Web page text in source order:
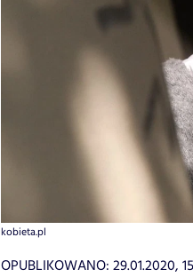
kobieta.pl
OPUBLIKOWANO: 29.01.2020,